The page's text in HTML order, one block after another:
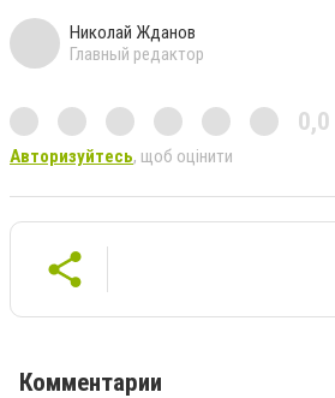
Николай Жданов
Главный редактор
0,0
Авторизуйтесь, щоб оцінити
Комментарии